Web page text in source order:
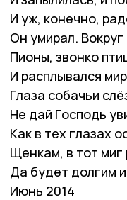
И уж, конечно,
Он умирал.
Пионы, звонко
И расплывался
Глаза собачьи
Не дай Господь
Как в тех глазах
Щенкам, в тот
Да будет долгим
Июнь 2014